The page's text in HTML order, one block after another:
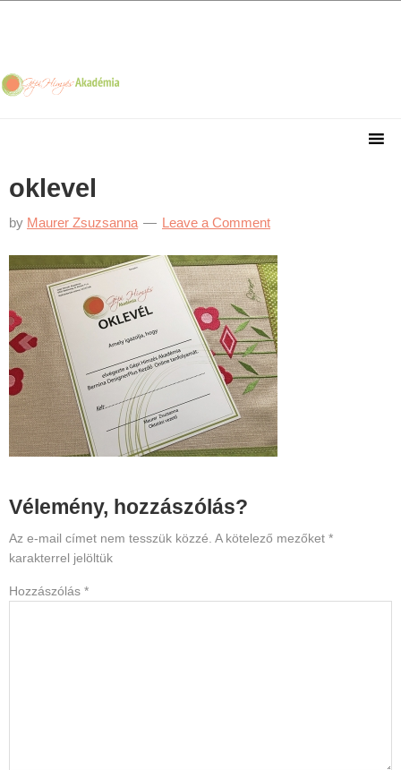
navigation
content
sidebar
oklevel
by Maurer Zsuzsanna Leave a Comment
Reader
Interactions
Vélemény, hozzászólás?
Az e-mail címet nem tesszük közzé. A kötelező mezőket *
karakterrel jelöltük
Hozzászólás *